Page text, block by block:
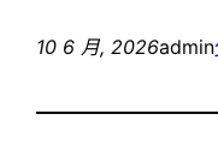
10 6 月, 2026admin